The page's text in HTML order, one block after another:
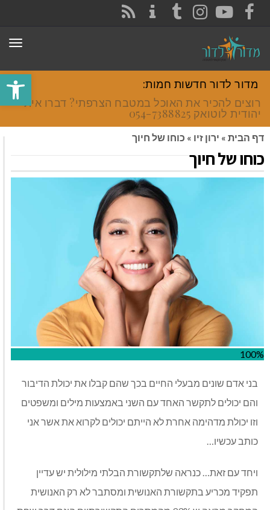
פתח
FACEBOOK
YOUTUBE
INSTAGRAM
TUMBLR
מדור לדור חדשות חמות:
רוצים להכיר את האוכל במטבח הצרפתי? דברו איתי
יהודית לוטואק 054-7388825.
דף הבית » ירון זיו » כוחו של חיוך
כוחו של חיוך
100%
בני אדם שונים מבעלי החיים בכך שהם קבלו את יכולת הדיבור
והם יכולים לתקשר האחד עם השני באמצעות מילים ומשפטים
וזו יכולת מדהימה אחרת לא הייתם יכולים לקרוא את אשר אני
כותב עכשיו…
ויחד עם זאת… כנראה שלתקשורת הבלתי מילולית יש עדיין
תפקיד מכריע בתקשורת האנושית ומסתבר לא רק האנושית